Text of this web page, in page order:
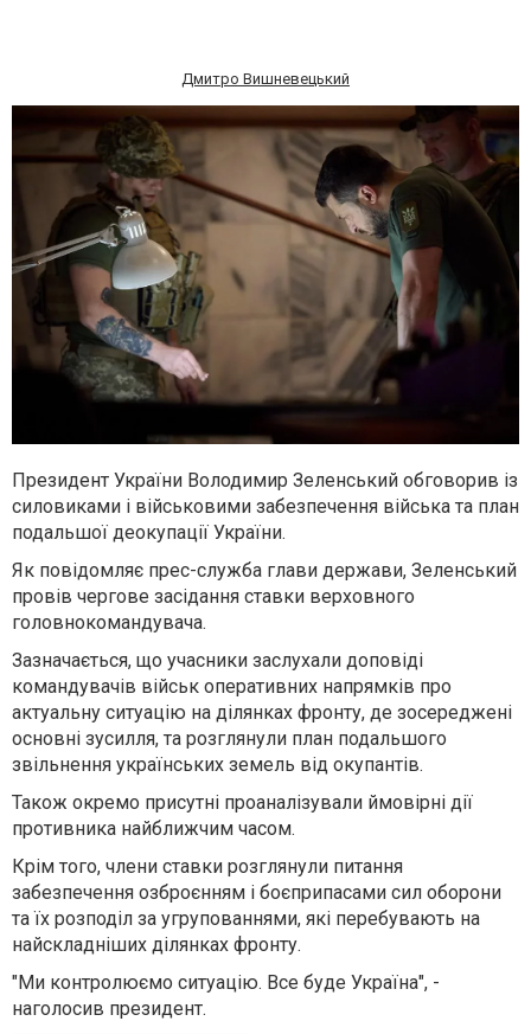
Дмитро Вишневецький
Президент України Володимир Зеленський обговорив із
силовиками і військовими забезпечення війська та план
подальшої деокупації України.
Як повідомляє прес-служба глави держави, Зеленський
провів чергове засідання ставки верховного
головнокомандувача.
Зазначається, що учасники заслухали доповіді
командувачів військ оперативних напрямків про
актуальну ситуацію на ділянках фронту, де зосереджені
основні зусилля, та розглянули план подальшого
звільнення українських земель від окупантів.
Також окремо присутні проаналізували ймовірні дії
противника найближчим часом.
Крім того, члени ставки розглянули питання
забезпечення озброєнням і боєприпасами сил оборони
та їх розподіл за угрупованнями, які перебувають на
найскладніших ділянках фронту.
"Ми контролюємо ситуацію. Все буде Україна", -
наголосив президент.